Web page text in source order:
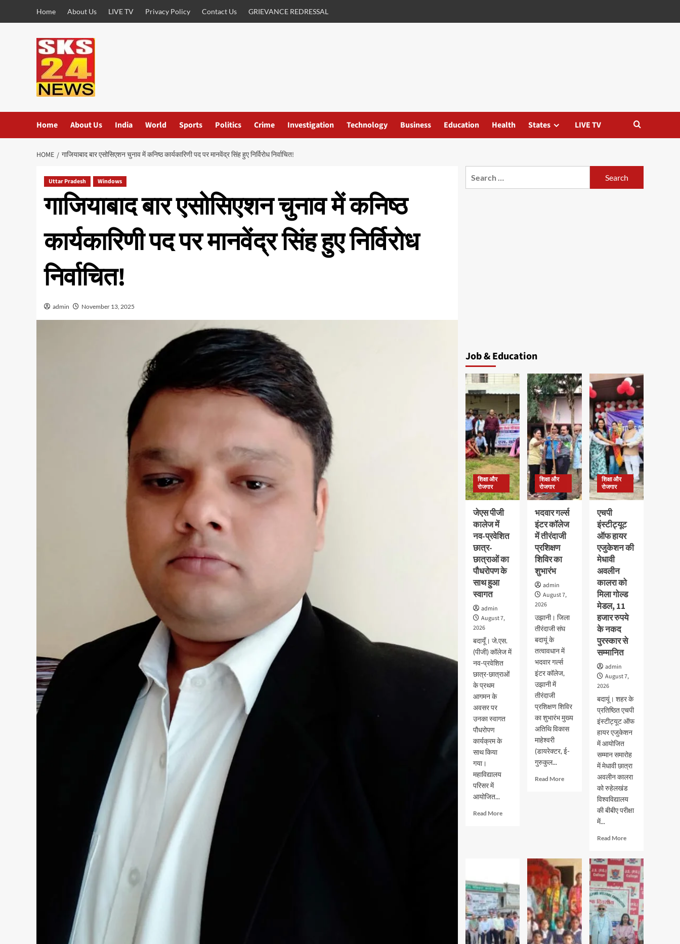
Home About Us LIVE TV Privacy Policy Contact Us GRIEVANCE REDRESSAL
Home About Us India World Sports Politics Crime Investigation Technology Business Education Health States LIVE TV
HOME गाजियाबाद बार एसोसिएशन चुनाव में कनिष्ठ कार्यकारिणी पद पर मानवेंद्र सिंह हुए निर्विरोध निर्वाचित!
Uttar Pradesh Windows
गाजियाबाद बार एसोसिएशन चुनाव में कनिष्ठ
कार्यकारिणी पद पर मानवेंद्र सिंह हुए निर्विरोध
निर्वाचित!
admin November 13, 2025
Job & Education
शिक्षा और
रोजगार
जेएस पीजी
कालेज में
नव-प्रवेशित
छात्र-
छात्राओं का
पौधरोपण के
साथ हुआ
स्वागत
admin
August 7,
2026
बदायूँ। जे.एस.
(पीजी) कॉलेज में
नव-प्रवेशित
छात्र-छात्राओं
के प्रथम
आगमन के
अवसर पर
उनका स्वागत
पौधरोपण
कार्यक्रम के
साथ किया
गया।
महाविद्यालय
परिसर में
आयोजित...
Read MoreRead
प्रवेशित
छात्र-
छात्राओं
का
पौधरोपण
के
शिक्षा और
रोजगार
भदवार गर्ल्स
इंटर कॉलेज
में तीरंदाजी
प्रशिक्षण
शिविर का
शुभारंभ
admin
August 7,
2026
उझानी। जिला
तीरंदाजी संघ
बदायूं के
तत्वावधान में
भदवार गर्ल्स
इंटर कॉलेज,
उझानी में
तीरंदाजी
प्रशिक्षण शिविर
का शुभारंभ मुख्य
अतिथि विकास
माहेश्वरी
(डायरेक्टर, ई-
गुरुकुल...
Read MoreRead
प्रशिक्षण
शिविर
शुभारंभ
शिक्षा और
रोजगार
एचपी
इंस्टीट्यूट
ऑफ हायर
एजुकेशन की
मेधावी
अवलीन
कालरा को
मिला गोल्ड
मेडल, 11
हजार रुपये
के नकद
पुरस्कार से
सम्मानित
admin
August 7,
2026
बदायूं। शहर के
प्रतिष्ठित एचपी
इंस्टीट्यूट ऑफ
हायर एजुकेशन
में आयोजित
सम्मान समारोह
में मेधावी छात्रा
अवलीन कालरा
को रुहेलखंड
विश्वविद्यालय
की बीबीए परीक्षा
में...
Read MoreRead
एचपी
इंस्टीट्यूट
ऑफ
हायर
एजुकेशन
की
मेधावी
अवलीन
कालरा